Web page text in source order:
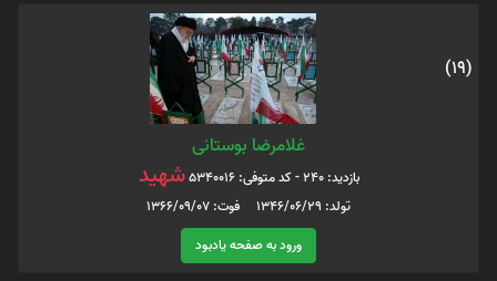
(19)
غلامرضا بوستانی
بازدید: 240 - کد متوفی: 5340016 شهید
تولد: 1346/06/29 فوت: 1366/09/07
ورود به صفحه یادبود